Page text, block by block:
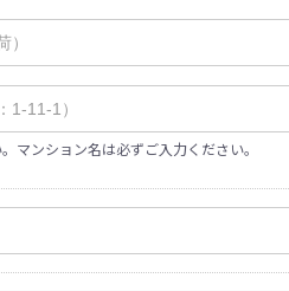
マンション名は必ずご入力ください。